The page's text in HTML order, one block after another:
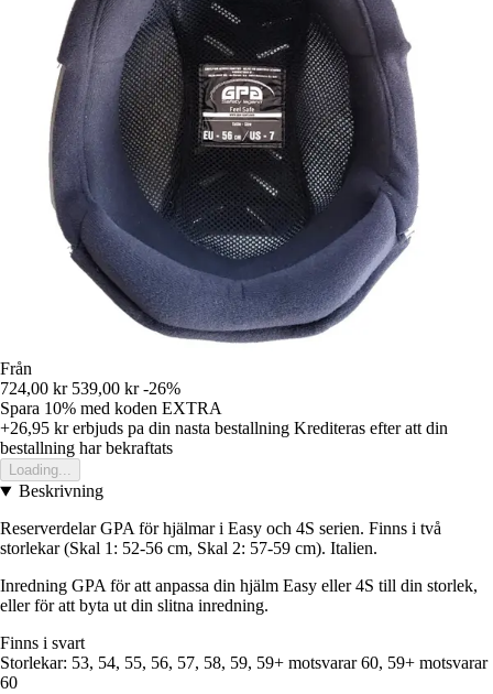
Från
724,00 kr 539,00 kr -26%
Spara 10% med koden EXTRA
+26,95 krerbjuds pa din nasta bestallning Krediteras efter att din
bestallning har bekraftats
Loading...
Beskrivning
Reserverdelar GPA för hjälmar i Easy och 4S serien. Finns i två
storlekar (Skal 1: 52-56 cm, Skal 2: 57-59 cm). Italien.
Inredning GPA för att anpassa din hjälm Easy eller 4S till din storlek,
eller för att byta ut din slitna inredning.
Finns i svart
Storlekar: 53, 54, 55, 56, 57, 58, 59, 59+ motsvarar 60, 59+ motsvarar
60